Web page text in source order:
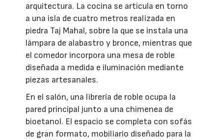
arquitectura. La cocina se articula en torno
a una isla de cuatro metros realizada en
piedra Taj Mahal, sobre la que se instala una
lámpara de alabastro y bronce, mientras que
el comedor incorpora una mesa de roble
diseñada a medida e iluminación mediante
piezas artesanales.
En el salón, una librería de roble ocupa la
pared principal junto a una chimenea de
bioetanol. El espacio se completa con sofás
de gran formato, mobiliario diseñado para la